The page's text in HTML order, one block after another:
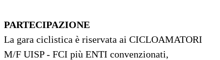
PARTECIPAZIONE
La gara ciclistica è riservata ai CICLOAMATORI
M/F UISP - FCI più ENTI convenzionati,